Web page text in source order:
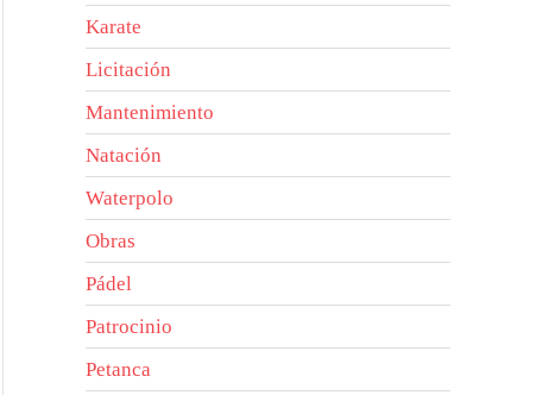
Karate
Licitación
Mantenimiento
Natación
Waterpolo
Obras
Pádel
Patrocinio
Petanca